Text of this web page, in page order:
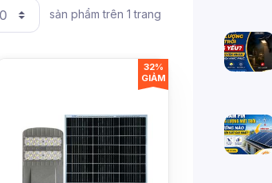
sản phẩm trên 1 trang
32%
GIẢM